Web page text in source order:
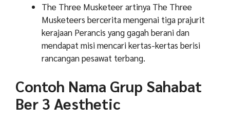
The Three Musketeerartinya The Three
Musketeers bercerita mengenai tiga prajurit
kerajaan Perancis yang gagah berani dan
mendapat misi mencari kertas-kertas berisi
rancangan pesawat terbang.
Contoh Nama Grup Sahabat
Ber 3 Aesthetic